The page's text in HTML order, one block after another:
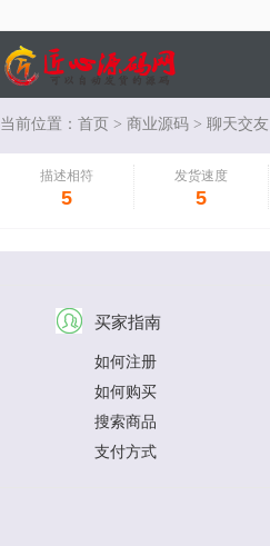
当前位置： 首页 > 商业源码 > 聊天交友
描述相符
5
发货速度
5
买家指南
如何注册
如何购买
搜索商品
支付方式